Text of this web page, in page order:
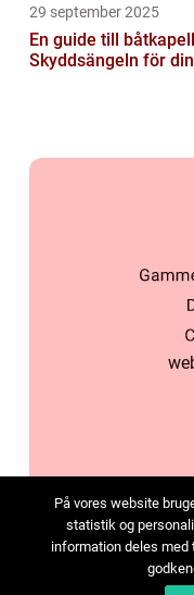
29 september 2025
En guide till
Skyddsängeln för
På vores website
statistik og
information deles med